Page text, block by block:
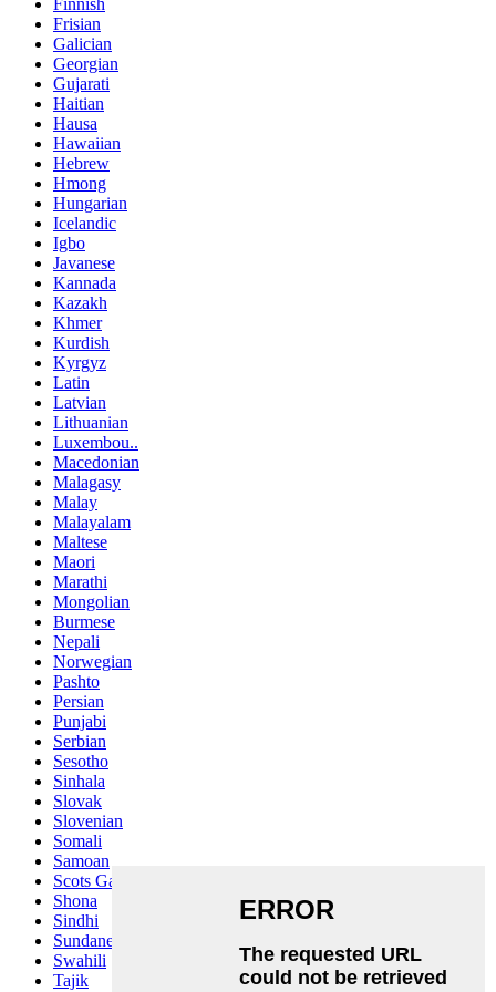
Finnish
Frisian
Galician
Georgian
Gujarati
Haitian
Hausa
Hawaiian
Hebrew
Hmong
Hungarian
Icelandic
Igbo
Javanese
Kannada
Kazakh
Khmer
Kurdish
Kyrgyz
Latin
Latvian
Lithuanian
Luxembou..
Macedonian
Malagasy
Malay
Malayalam
Maltese
Maori
Marathi
Mongolian
Burmese
Nepali
Norwegian
Pashto
Persian
Punjabi
Serbian
Sesotho
Sinhala
Slovak
Slovenian
Somali
Samoan
Scots Gaelic
Shona
Sindhi
Sundanese
Swahili
Tajik